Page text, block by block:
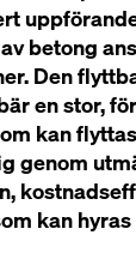
betong
Den
en stor,
kan
genom
kan hyras